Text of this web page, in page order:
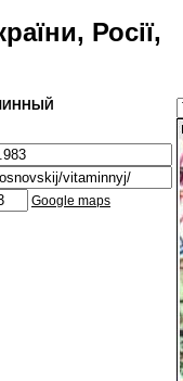
Росії,
Google maps